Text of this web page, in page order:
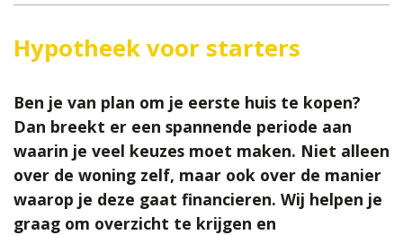
Hypotheek voor starters
Ben je van plan om je eerste huis te kopen?
Dan breekt er een spannende periode aan
waarin je veel keuzes moet maken. Niet alleen
over de woning zelf, maar ook over de manier
waarop je deze gaat financieren. Wij helpen je
graag om overzicht te krijgen en